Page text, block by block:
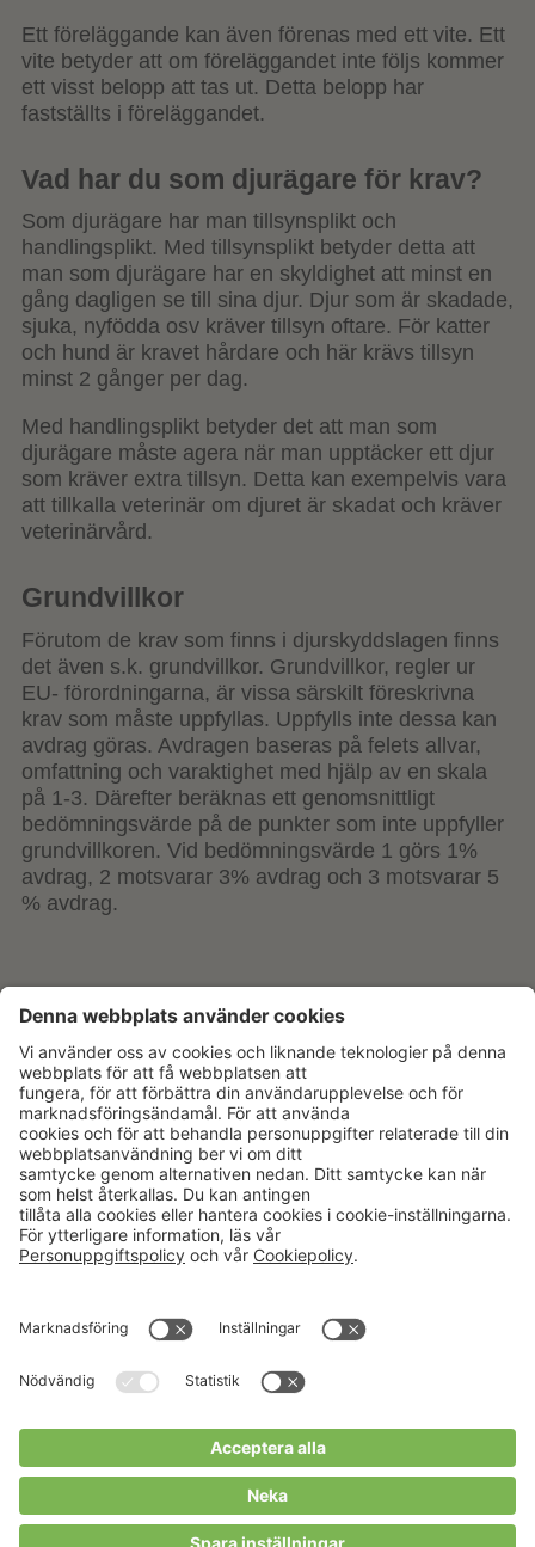
Ett föreläggande kan även förenas med ett vite. Ett
vite betyder att om föreläggandet inte följs kommer
ett visst belopp att tas ut. Detta belopp har
fastställts i föreläggandet.
Vad har du som djurägare för krav?
Som djurägare har man tillsynsplikt och
handlingsplikt. Med tillsynsplikt betyder detta att
man som djurägare har en skyldighet att minst en
gång dagligen se till sina djur. Djur som är skadade,
sjuka, nyfödda osv kräver tillsyn oftare. För katter
och hund är kravet hårdare och här krävs tillsyn
minst 2 gånger per dag.
Med handlingsplikt betyder det att man som
djurägare måste agera när man upptäcker ett djur
som kräver extra tillsyn. Detta kan exempelvis vara
att tillkalla veterinär om djuret är skadat och kräver
veterinärvård.
Grundvillkor
Förutom de krav som finns i djurskyddslagen finns
det även s.k. grundvillkor. Grundvillkor, regler ur
EU- förordningarna, är vissa särskilt föreskrivna
krav som måste uppfyllas. Uppfylls inte dessa kan
avdrag göras. Avdragen baseras på felets allvar,
omfattning och varaktighet med hjälp av en skala
på 1-3. Därefter beräknas ett genomsnittligt
bedömningsvärde på de punkter som inte uppfyller
grundvillkoren. Vid bedömningsvärde 1 görs 1%
avdrag, 2 motsvarar 3% avdrag och 3 motsvarar 5
% avdrag.
Karriär
Kalender
Verksamheter
Om Hushållningssällskapet
Hushållningssällskapens
Tjänster
Välkommen till Portalen!
Cookies m.m.